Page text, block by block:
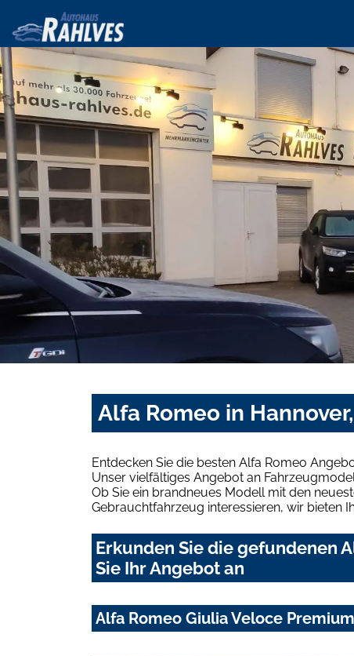
Alfa Romeo in
Entdecken Sie die besten Alfa Romeo
Unser vielfältiges Angebot an
Ob Sie ein brandneues Modell mit den
Gebrauchtfahrzeug interessieren, wir bieten
Erkunden Sie die gefundenen
Sie Ihr Angebot an
Alfa Romeo Giulia Veloce